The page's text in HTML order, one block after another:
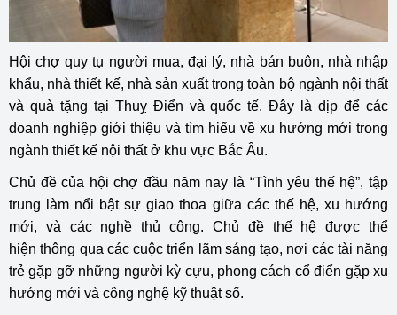
Hội chợ quy tụ người mua, đại lý, nhà bán buôn, nhà nhập
khẩu, nhà thiết kế, nhà sản xuất trong toàn bộ ngành nội thất
và quà tặng tại Thuỵ Điển và quốc tế. Đây là dịp để các
doanh nghiệp giới thiệu và tìm hiểu về xu hướng mới trong
ngành thiết kế nội thất ở khu vực Bắc Âu.
Chủ đề của hội chợ đầu năm nay là “Tình yêu thế hệ”, tập
trung làm nổi bật sự giao thoa giữa các thế hệ, xu hướng
mới, và các nghề thủ công. Chủ đề thế hệ được thể
hiện thông qua các cuộc triển lãm sáng tạo, nơi các tài năng
trẻ gặp gỡ những người kỳ cựu, phong cách cổ điển gặp xu
hướng mới và công nghệ kỹ thuật số.